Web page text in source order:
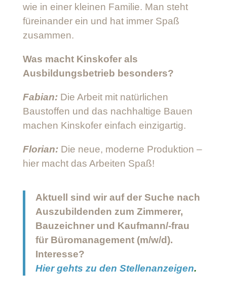
wie in einer kleinen Familie. Man steht
füreinander ein und hat immer Spaß
zusammen.
Was macht Kinskofer als
Ausbildungsbetrieb besonders?
Fabian:Die Arbeit mit natürlichen
Baustoffen und das nachhaltige Bauen
machen Kinskofer einfach einzigartig.
Florian: Die neue, moderne Produktion –
hier macht das Arbeiten Spaß!
Aktuell sind wir auf der Suche nach
Auszubildenden zum Zimmerer,
Bauzeichner und Kaufmann/-frau
für Büromanagement (m/w/d).
Interesse?
Hier gehts zu den Stellenanzeigen.